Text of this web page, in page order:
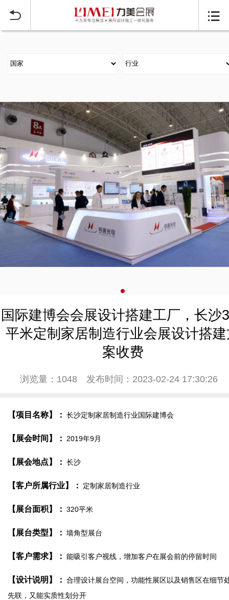
 
国际建博会会展设计搭建工厂，长沙
平米定制家居制造行业会展设计搭
案收费
浏览量：1048 发布时间：2023-02-24 17:30:26
【项目名称】： 长沙定制家居制造行业国际建博会
【展会时间】： 2019年9月
【展会地点】： 长沙
【客户所属行业】： 定制家居制造行业
【展台面积】： 320平米
【展台类型】： 墙角型展台
【客户需求】： 能吸引客户视线，增加客户在展会前的停留时间
【设计说明】： 合理设计展台空间，功能性展区以及销售区在细节
先联，又能实质性划分开